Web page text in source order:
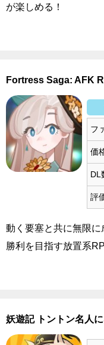
が楽しめる！
Fortress Saga: AFK
フ
価
DL
評
動く要塞と共に無限
勝利を目指す放置系
妖遊記 トントン名人